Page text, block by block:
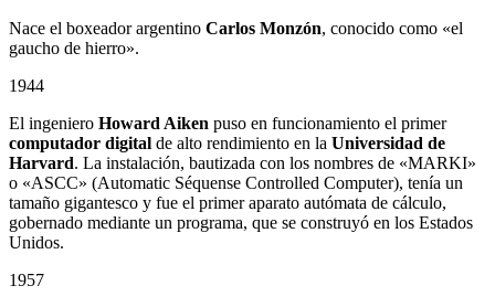
Nace el boxeador argentino Carlos Monzón, conocido como «el
gaucho de hierro».
1944
El ingeniero Howard Aiken puso en funcionamiento el primer
computador digital de alto rendimiento en la Universidad de
Harvard. La instalación, bautizada con los nombres de «MARKI»
o «ASCC» (Automatic Séquense Controlled Computer), tenía un
tamaño gigantesco y fue el primer aparato autómata de cálculo,
gobernado mediante un programa, que se construyó en los Estados
Unidos.
1957